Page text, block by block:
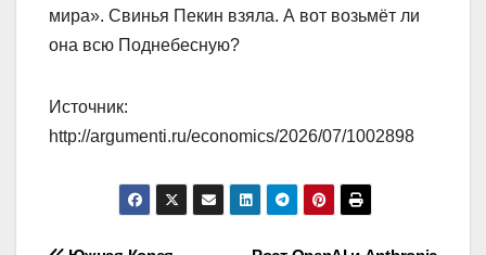
мира». Свинья Пекин взяла. А вот возьмёт ли
она всю Поднебесную?
Источник:
http://argumenti.ru/economics/2026/07/1002898